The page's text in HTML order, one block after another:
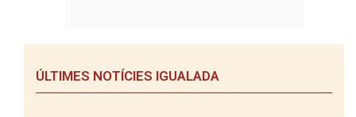
ÚLTIMES NOTÍCIES IGUALADA